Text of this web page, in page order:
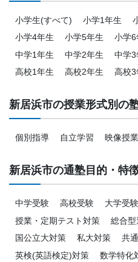
小学生(すべて) 小学1年生
小学4年生
小学5年生 小学6
中学1年生
中学2年生 中学3
高校1年生
高校2年生 高校3
新居浜市の授業形式別の
個別指導 自立学習 映像授業
新居浜市の通塾目的・特
中学受験 高校受験 大学受験
授業・定期テスト対策
総合
国公立大対策
私大対策
共
英検(英語検定)対策
数学特化